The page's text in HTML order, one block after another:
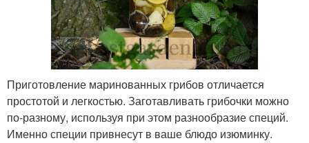
Приготовление маринованных грибов отличается
простотой и легкостью. Заготавливать грибочки можно
по-разному, используя при этом разнообразие специй.
Именно специи привнесут в ваше блюдо изюминку.